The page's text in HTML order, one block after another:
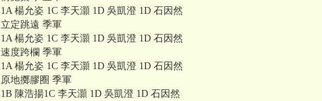
1A 楊允姿 1C 李天灝 1D 吳凱澄 1D 石因然
立定跳遠 季軍
1A 楊允姿 1C 李天灝 1D 吳凱澄 1D 石因然
速度跨欄 季軍
1A 楊允姿 1C 李天灝 1D 吳凱澄 1D 石因然
原地擲膠圈 季軍
1B 陳浩揚1C 李天灝 1D 吳凱澄 1D 石因然